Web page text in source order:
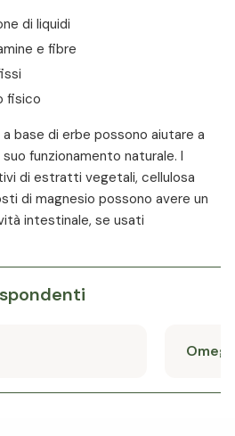
di liquidi
e fibre
fisico
base di erbe possono aiutare a
funzionamento naturale. I
di estratti vegetali, cellulosa
di magnesio possono avere un
intestinale, se usati